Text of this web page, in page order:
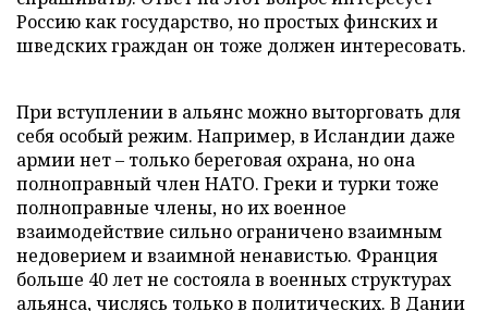
Россию как государство, но простых финских и
шведских граждан он тоже должен интересовать.
При вступлении в альянс можно выторговать для
себя особый режим. Например, в Исландии даже
армии нет – только береговая охрана, но она
полноправный член НАТО. Греки и турки тоже
полноправные члены, но их военное
взаимодействие сильно ограничено взаимным
недоверием и взаимной ненавистью. Франция
больше 40 лет не состояла в военных структурах
альянса, числясь только в политических. В Дании